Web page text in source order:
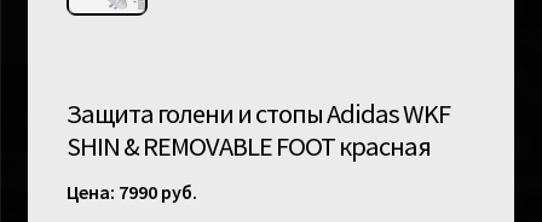
Защита голени и стопы Adidas WKF
SHIN & REMOVABLE FOOT красная
7990 руб.